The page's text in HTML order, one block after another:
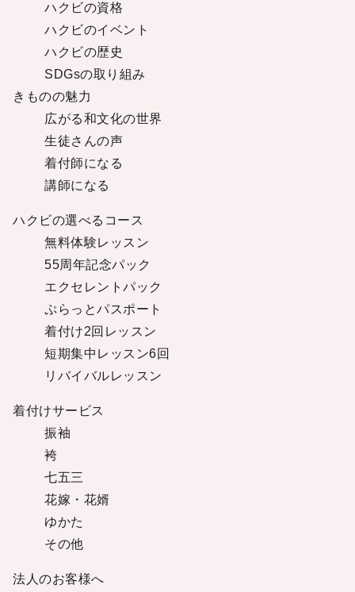
ハクビの資格
ハクビのイベント
ハクビの歴史
SDGsの取り組み
きものの魅力
広がる和文化の世界
生徒さんの声
着付師になる
講師になる
ハクビの選べるコース
無料体験レッスン
55周年記念パック
エクセレントパック
ぷらっとパスポート
着付け2回レッスン
短期集中レッスン6回
リバイバルレッスン
着付けサービス
振袖
袴
七五三
花嫁・花婿
ゆかた
その他
法人のお客様へ